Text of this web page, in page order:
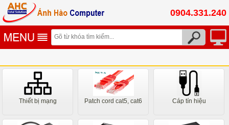
0904.331.240
Thiết bị mạng Patch cord cat5, cat6 Cáp tín hiệu